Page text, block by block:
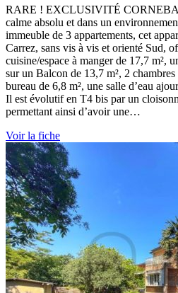
RARE ! EXCLUSIVITÉ
calme absolu et dans un
immeuble de 3 appartements, cet
Carrez, sans vis à vis et orienté Sud,
cuisine/espace à manger de 17,7 m²,
sur un Balcon de 13,7 m², 2
bureau de 6,8 m², une salle d’eau
Il est évolutif en T4 bis par un
permettant ainsi d’avoir une…
Voir la fiche